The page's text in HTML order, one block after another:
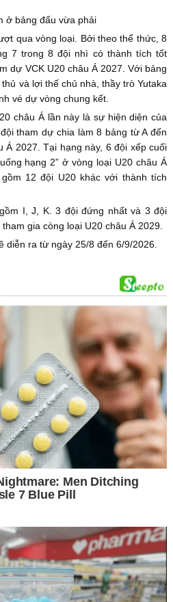
ở bảng đấu vừa phải
qua vòng loại. Bởi theo thể thức, 8
7 trong 8 đội nhì có thành tích tốt
dự VCK U20 châu Á 2027. Với bảng
và lợi thế chủ nhà, thầy trò Yutaka
vé dự vòng chung kết.
châu Á lần này là sự hiện diện của
tham dự chia làm 8 bảng từ A đến
Á 2027. Tại hạng này, 6 đội xếp cuối
hạng 2” ở vòng loại U20 châu Á
12 đội U20 khác với thành tích
I, J, K. 3 đội đứng nhất và 3 đội
gia còng loại U20 châu Á 2029.
diễn ra từ ngày 25/8 đến 6/9/2026.